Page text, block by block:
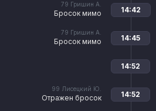
79 Гришин А.
Бросок мимо 14:42
79 Гришин А.
Бросок мимо 14:45
14:52
99 Лисецкий Ю.
Отражен бросок 14:52